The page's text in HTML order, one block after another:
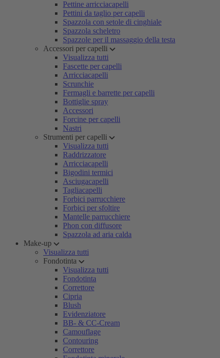
Pettine arricciacapelli
Pettini da taglio per capelli
Spazzola con setole di cinghiale
Spazzola scheletro
Spazzole per il massaggio della testa
Accessori per capelli
Visualizza tutti
Fascette per capelli
Arricciacapelli
Scrunchie
Fermagli e barrette per capelli
Bottiglie spray
Accessori
Forcine per capelli
Nastri
Strumenti per capelli
Visualizza tutti
Raddrizzatore
Arricciacapelli
Bigodini termici
Asciugacapelli
Tagliacapelli
Forbici parrucchiere
Forbici per sfoltire
Mantelle parrucchiere
Phon con diffusore
Spazzola ad aria calda
Make-up
Visualizza tutti
Fondotinta
Visualizza tutti
Fondotinta
Correttore
Cipria
Blush
Evidenziatore
BB- & CC-Cream
Camouflage
Contouring
Correttore